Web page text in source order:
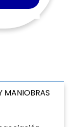
MANIOBRAS